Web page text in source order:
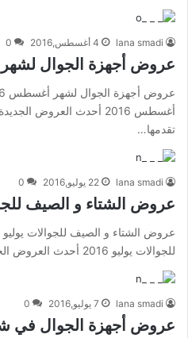
lana smadi 4 أغسطس,2016 0
عروض أجهزة الجوال لشهر
أغسطس 2016 أحدث العروض
تقدمها…
lana smadi 22 يوليو,2016 0
عروض الشتاء و الصيف
للجوالات يوليو 2016 أحدث العروض الجديدة و المتميزة على…
lana smadi 7 يوليو,2016 0
عروض أجهزة الجوال في شهر